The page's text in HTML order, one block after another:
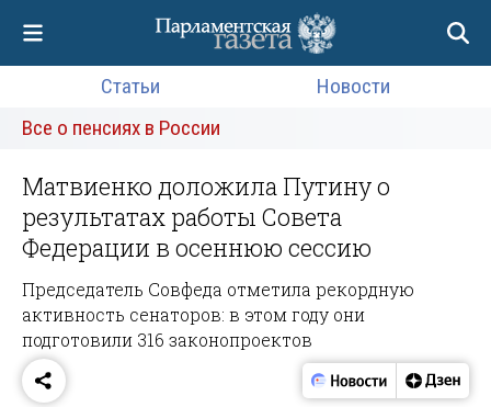
Статьи
Новости
Все о пенсиях в России
Матвиенко доложила Путину о
результатах работы Совета
Федерации в осеннюю сессию
Председатель Совфеда отметила рекордную
активность сенаторов: в этом году они
подготовили 316 законопроектов